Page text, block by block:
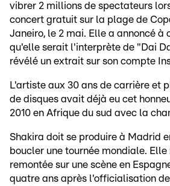
vibrer 2 millions de spectateurs
concert gratuit sur la plage de
Janeiro, le 2 mai. Elle a annoncé à
qu'elle serait l'interprète de "Dai
révélé un extrait sur son compte
L'artiste aux 30 ans de carrière et
de disques avait déjà eu cet
2010 en Afrique du sud avec la
Shakira doit se produire à Madrid
boucler une tournée mondiale.
remontée sur une scène en
quatre ans après l'officialisation